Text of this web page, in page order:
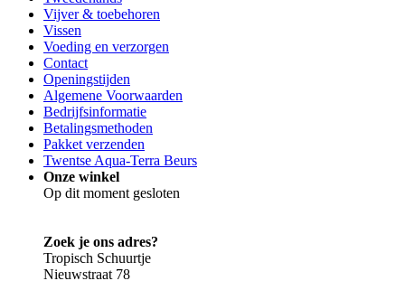
Vijver & toebehoren
Vissen
Voeding en verzorgen
Contact
Openingstijden
Algemene Voorwaarden
Bedrijfsinformatie
Betalingsmethoden
Pakket verzenden
Twentse Aqua-Terra Beurs
Onze winkel
Op dit moment gesloten
Zoek je ons adres?
Tropisch Schuurtje
Nieuwstraat 78